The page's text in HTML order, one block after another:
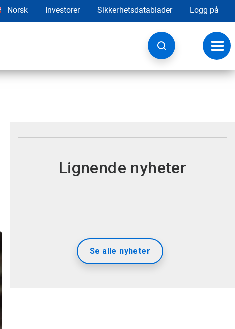
Norsk Investorer Sikkerhetsdatablader Logg på
Lignende nyheter
Se alle nyheter